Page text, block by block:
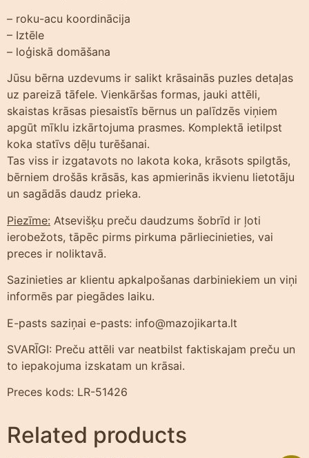
– roku-acu koordinācija
– Iztēle
– loģiskā domāšana
Jūsu bērna uzdevums ir salikt krāsainās puzles detaļas
uz pareizā tāfele. Vienkāršas formas, jauki attēli,
skaistas krāsas piesaistīs bērnus un palīdzēs viņiem
apgūt mīklu izkārtojuma prasmes. Komplektā ietilpst
koka statīvs dēļu turēšanai.
Tas viss ir izgatavots no lakota koka, krāsots spilgtās,
bērniem drošās krāsās, kas apmierinās ikvienu lietotāju
un sagādās daudz prieka.
Piezīme: Atsevišķu preču daudzums šobrīd ir ļoti
ierobežots, tāpēc pirms pirkuma pārliecinieties, vai
preces ir noliktavā.
Sazinieties ar klientu apkalpošanas darbiniekiem un viņi
informēs par piegādes laiku.
E-pasts saziņai e-pasts: info@mazojikarta.lt
SVARĪGI: Preču attēli var neatbilst faktiskajam preču un
to iepakojuma izskatam un krāsai.
Preces kods: LR-51426
Related products